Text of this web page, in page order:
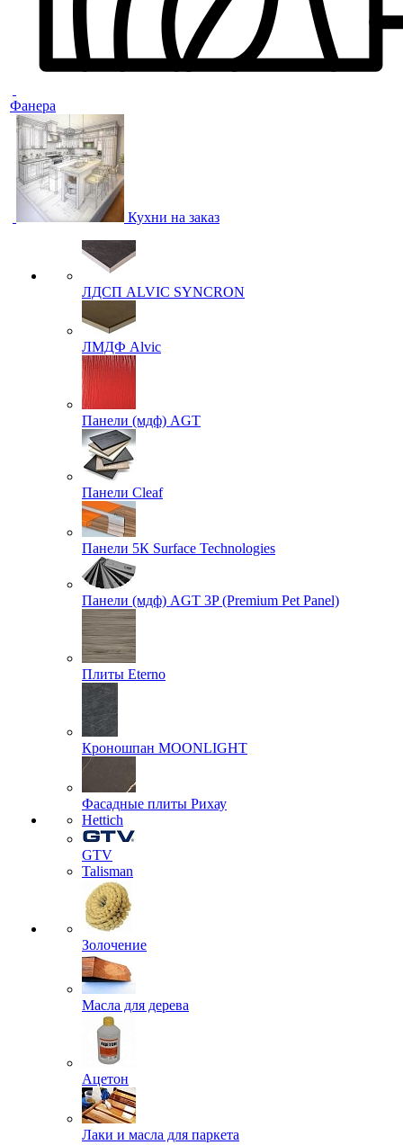
Фанера
Кухни на заказ
ЛДСП ALVIC SYNCRON
ЛМДФ Alvic
Панели (мдф) AGT
Панели Cleaf
Панели 5К Surface Technologies
Панели (мдф) AGT 3P (Premium Pet Panel)
Плиты Eterno
Кроношпан MOONLIGHT
Фасадные плиты Рихау
Hettich
GTV
Talisman
Золочение
Масла для дерева
Ацетон
Лаки и масла для паркета